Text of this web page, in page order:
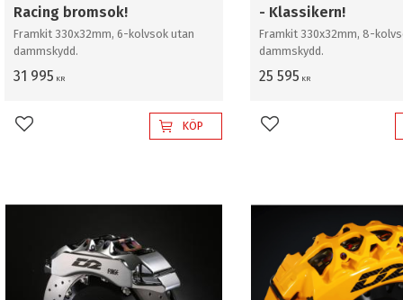
Racing bromsok!
Framkit 330x32mm, 6-kolvsok utan
dammskydd.
31 995 KR
Lägg till i favoriter KÖP
- Klassikern!
Framkit 330x32mm, 8-
dammskydd.
25 595 KR
Lägg till i favoriter